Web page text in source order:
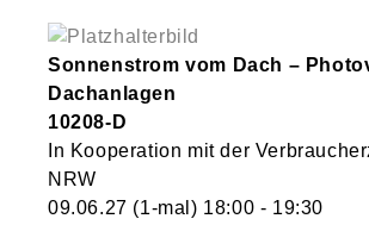
Sonnenstrom vom Dach –
Dachanlagen
10208-D
In Kooperation mit der
NRW
09.06.27 (1-mal) 18:00 - 19:30